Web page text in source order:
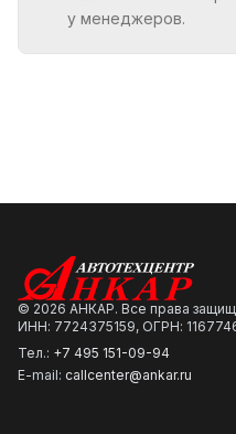
у менеджеров.
© 2026 АНКАР. Все права
ИНН: 7724375159, ОГРН:
Тел.: +7 495 151-09-94
E-mail: callcenter@ankar.ru